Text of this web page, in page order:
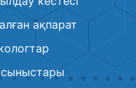
ақпарат